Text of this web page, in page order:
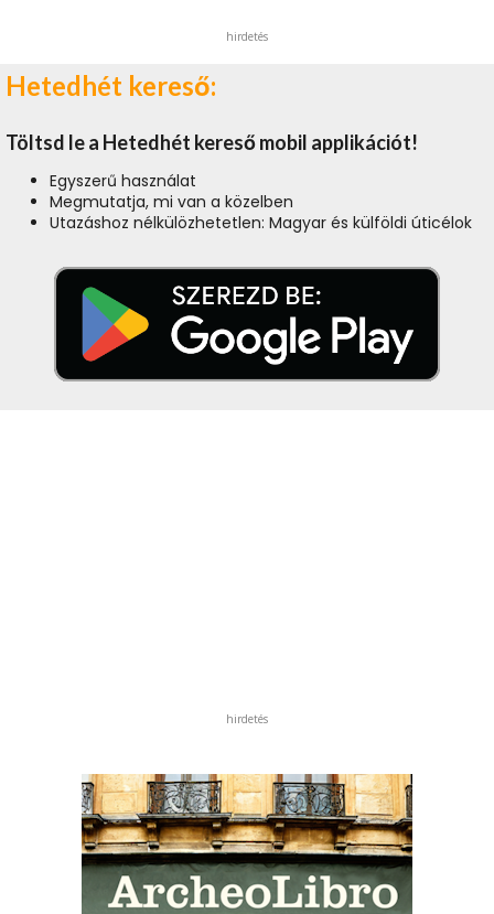
hirdetés
Hetedhét kereső:
Töltsd le a Hetedhét kereső mobil applikációt!
Egyszerű használat
Megmutatja, mi van a közelben
Utazáshoz nélkülözhetetlen: Magyar és külföldi úticélok
hirdetés